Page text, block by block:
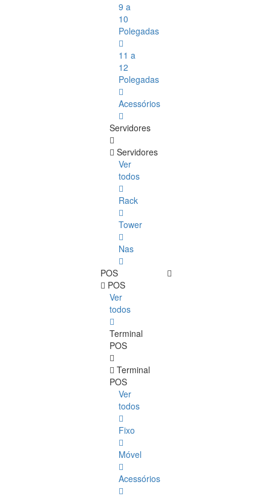
9 a
10
Polegadas
11 a
12
Polegadas
Acessórios
Servidores
Servidores
Ver
todos
Rack
Tower
Nas
POS
POS
Ver
todos
Terminal
POS
Terminal
POS
Ver
todos
Fixo
Móvel
Acessórios